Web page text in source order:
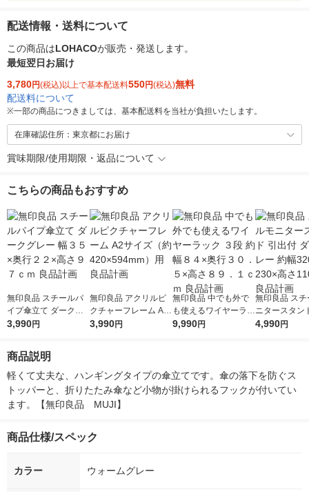
配送情報・送料について
この商品はLOHACOが販売・発送します。
最短翌日お届け
3,780円(税込)以上で基本配送料550円(税込)無料
配送料について
※一部の商品につきましては、基本配送料を当社が負担いたします。
在庫確認住所：東京都にお届け
賞味期限/使用期限・返品について
こちらの商品もおすすめ
無印良品 スチールパ
イプ傘立て ダークグ
レー 幅３５×奥行２２
3,990円
無印良品 アクリルピ
クチャーフレーム A2
サイズ（約420×594m
3,990円
無印良品 中でも外で
も使えるワイヤーラッ
ク ３段 約幅８４×奥
9,990円
無印良品 スチ
ニタースタン
付 ダークグレ
4,990円
商品説明
軽くて丈夫な、ハンギングタイプの傘立てです。傘の落下を防ぐス
トッパーと、折りたたみ傘など小物が掛けられるフックが付いてい
ます。【無印良品　MUJI】
商品仕様/スペック
カラー ウォームグレー